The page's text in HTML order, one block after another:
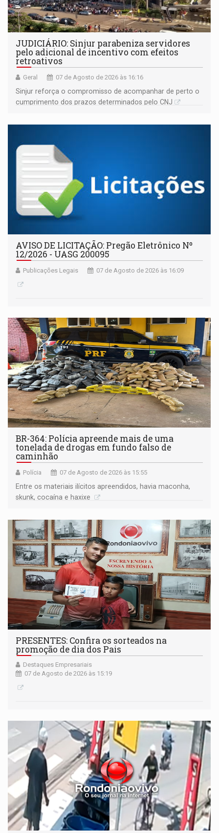
JUDICIÁRIO: Sinjur parabeniza servidores
pelo adicional de incentivo com efeitos
retroativos
Geral 07 de Agosto de 2026 às 16:16
Sinjur reforça o compromisso de acompanhar de perto o
cumprimento dos prazos determinados pelo CNJ
AVISO DE LICITAÇÃO: Pregão Eletrônico Nº
12/2026 - UASG 200095
Publicações Legais 07 de Agosto de 2026 às 16:09
BR-364: Polícia apreende mais de uma
tonelada de drogas em fundo falso de
caminhão
Polícia 07 de Agosto de 2026 às 15:55
Entre os materiais ilícitos apreendidos, havia maconha,
skunk, cocaína e haxixe
PRESENTES: Confira os sorteados na
promoção de dia dos Pais
Destaques Empresariais
07 de Agosto de 2026 às 15:19